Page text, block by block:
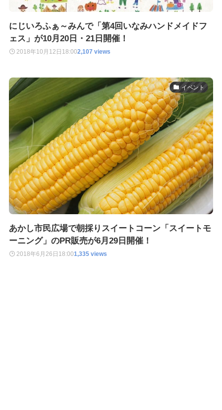
にじいろふぁ～みんで「第4回いなみハンドメイドフ
ェス」が10月20日・21日開催！
2018年10月12日 18:002,107 views
イベント
あかし市民広場で朝採りスイートコーン「スイートモ
ーニング」のPR販売が6月29日開催！
2018年6月26日 18:001,335 views